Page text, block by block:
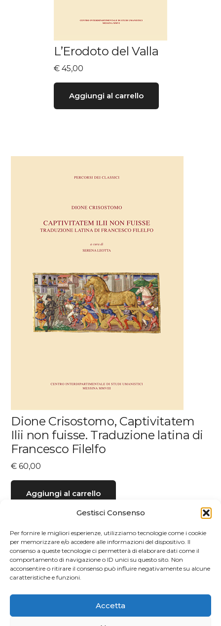
Gestisci Consenso
Per fornire le migliori esperienze, utilizziamo tecnologie come i cookie
per memorizzare e/o accedere alle informazioni del dispositivo. Il
consenso a queste tecnologie ci permetterà di elaborare dati come il
comportamento di navigazione o ID unici su questo sito. Non
acconsentire o ritirare il consenso può influire negativamente su alcune
caratteristiche e funzioni.
Accetta
L’Erodoto del Valla
€ 45,00
Aggiungi al carrello
Dione Crisostomo, Captivitatem
Ilii non fuisse. Traduzione latina di
Francesco Filelfo
€ 60,00
Aggiungi al carrello